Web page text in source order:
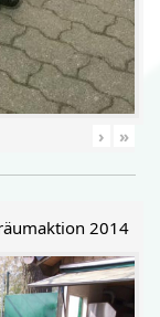
› »
2014